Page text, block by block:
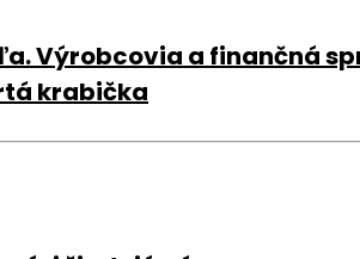
Výrobcovia a finančná
krabička